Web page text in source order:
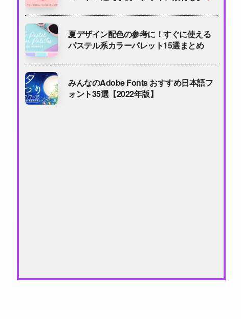
夏デザイン配色の参考に！すぐに使える
パステル系カラーパレット15選まとめ
みんなのAdobe Fonts おすすめ日本語フ
ォント35選【2022年版】